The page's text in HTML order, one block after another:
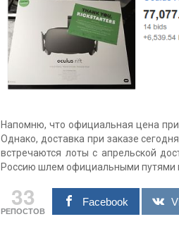
Напомню, что официальная цена
Однако, доставка при заказе
встречаются лоты с апрельской
Россию шлем официальными путями
33
РЕПОСТОВ
Facebook